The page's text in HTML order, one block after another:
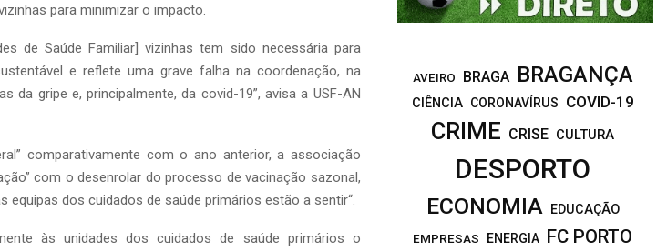
para minimizar o impacto.
de Saúde Familiar] vizinhas tem sido necessária para
e reflete uma grave falha na coordenação, na
da gripe e, principalmente, da covid-19”, avisa a USF-AN
comparativamente com o ano anterior, a associação
com o desenrolar do processo de vacinação sazonal,
equipas dos cuidados de saúde primários estão a sentir“.
às unidades dos cuidados de saúde primários o
H
AVEIRO BRAGA BRAGANÇA
CIÊNCIA CORONAVÍRUS COVID-19
CRIME CRISE CULTURA
DESPORTO
ECONOMIA
EDUCAÇÃO
EMPRESAS
ENERGIA FC PORTO